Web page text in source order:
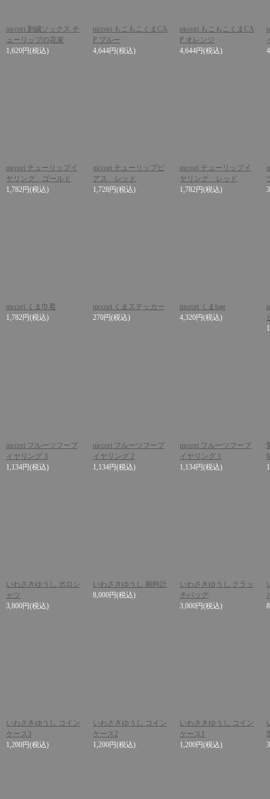
niccori 刺繍ソックス チ
ューリップの花束
1,620円(税込)
niccori もこもこくまCA
P ブルー
4,644円(税込)
niccori もこもこくまCA
P オレンジ
4,644円(税込)
niccori チューリップイ
ヤリング ゴールド
1,782円(税込)
niccori チューリップピ
アス レッド
1,728円(税込)
niccori チューリップイ
ヤリング レッド
1,782円(税込)
niccori くま巾着
1,782円(税込)
niccori くまステッカー
270円(税込)
niccori くまbag
4,320円(税込)
niccori フルーツフープ
イヤリング 3
1,134円(税込)
niccori フルーツフープ
イヤリング 2
1,134円(税込)
niccori フルーツフープ
イヤリング 1
1,134円(税込)
いわさきゆうし ポロシ
ャツ
3,800円(税込)
いわさきゆうし 腕時計
8,000円(税込)
いわさきゆうし クラッ
チバッグ
3,000円(税込)
いわさきゆうし コイン
ケース3
1,200円(税込)
いわさきゆうし コイン
ケース2
1,200円(税込)
いわさきゆうし コイン
ケース1
1,200円(税込)